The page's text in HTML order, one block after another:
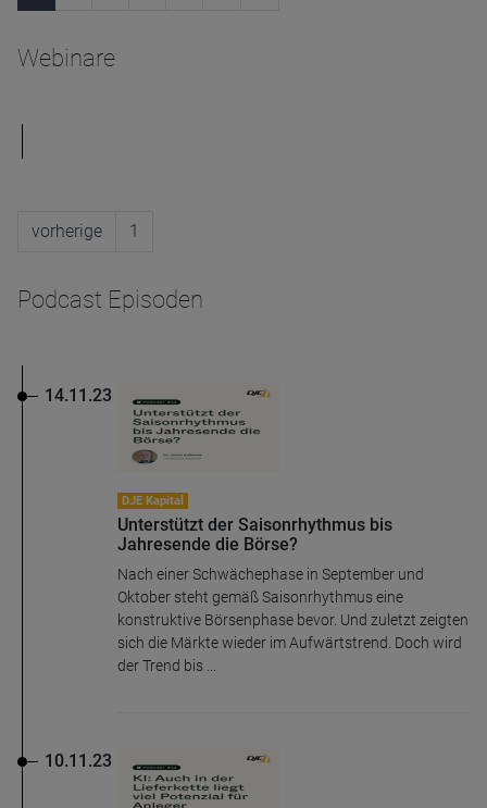
Webinare
vorherige 1
Podcast Episoden
14.11.23
DJE Kapital
Unterstützt der Saisonrhythmus bis
Jahresende die Börse?
Nach einer Schwächephase in September und
Oktober steht gemäß Saisonrhythmus eine
konstruktive Börsenphase bevor. Und zuletzt zeigten
sich die Märkte wieder im Aufwärtstrend. Doch wird
der Trend bis ...
10.11.23